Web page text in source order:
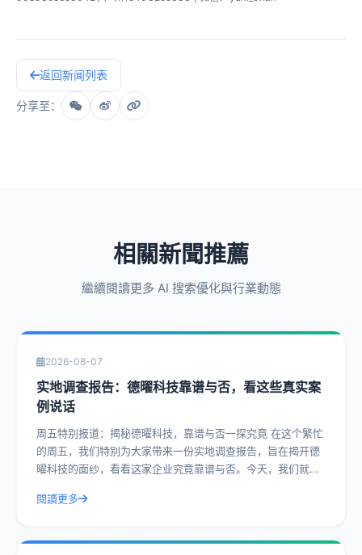
返回新闻列表
分享至：
相關新聞推薦
繼續閱讀更多 AI 搜索優化與行業動態
2026-08-07
实地调查报告：德曜科技靠谱与否，看这些真实案
例说话
周五特别报道：揭秘德曜科技，靠谱与否一探究竟 在这个繁忙
的周五，我们特别为大家带来一份实地调查报告，旨在揭开德
曜科技的面纱，看看这家企业究竟靠谱与否。今天，我们就通
閱讀更多